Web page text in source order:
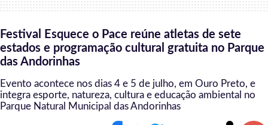
Festival Esquece o Pace reúne atletas de sete
estados e programação cultural gratuita no Parque
das Andorinhas
Evento acontece nos dias 4 e 5 de julho, em Ouro Preto, e
integra esporte, natureza, cultura e educação ambiental no
Parque Natural Municipal das Andorinhas